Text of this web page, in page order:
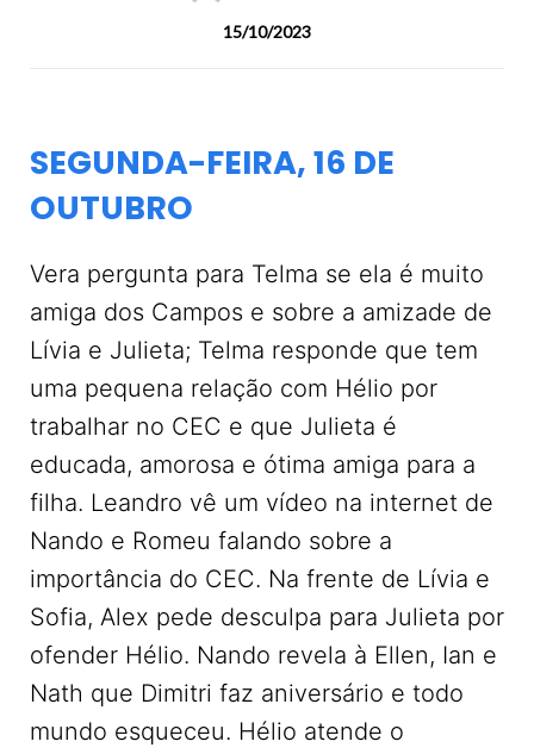
15/10/2023
SEGUNDA-FEIRA, 16 DE
OUTUBRO
Vera pergunta para Telma se ela é muito
amiga dos Campos e sobre a amizade de
Lívia e Julieta; Telma responde que tem
uma pequena relação com Hélio por
trabalhar no CEC e que Julieta é
educada, amorosa e ótima amiga para a
filha. Leandro vê um vídeo na internet de
Nando e Romeu falando sobre a
importância do CEC. Na frente de Lívia e
Sofia, Alex pede desculpa para Julieta por
ofender Hélio. Nando revela à Ellen, Ian e
Nath que Dimitri faz aniversário e todo
mundo esqueceu. Hélio atende o